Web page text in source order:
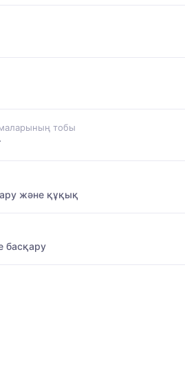
тобы
және құқық
басқару